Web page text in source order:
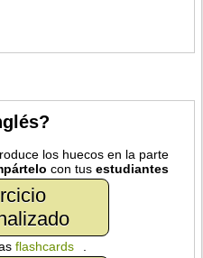
los huecos en la parte
con tusestudiantes
flashcards